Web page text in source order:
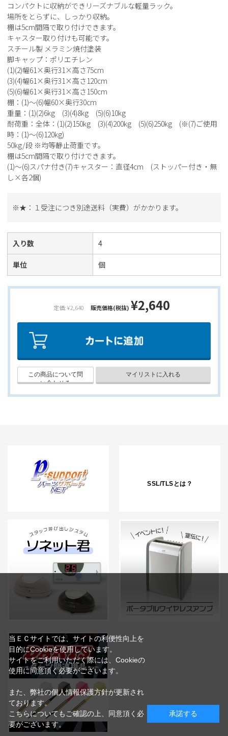
コンパクトに収納ができリーズナブルな軽量ラック。
場所をとらずに、しっかり収納。
棚は5cm間隔で取り付けできます。
キャスター取り付けも可能です。
スチール製 メラミン焼付塗装
脚キャップ：ポリエチレン
(1)(2)幅61×奥行31×高さ75cm
(3)(4)幅61×奥行31×高さ120cm
(5)(6)幅61×奥行31×高さ150cm
棚：(1)～(6)幅60×奥行30cm
重量：(1)(2)6kg (3)(4)8kg (5)(6)10kg
耐荷重：全体：(1)(2)150kg (3)(4)200kg (5)(6)250kg (※(7)ご使用
時：(1)～(6)120kg)
50kg/段 ※均等静止荷重です。
棚は5cm間隔で取り付けできます。
(1)～(6)スパナ付き(7)キャスター：直径4cm (ストッパー付き・無
し×各2個)
※★：１受注につき別途送料（実費）がかかります。
入り数 4
単位 個
定価: ¥2,640 販売価格(税抜) ¥2,640
SSL/TLSとは？
当ＥＣサイトでは、サイトの利便性向上を
目的にCookieを使用しています。
サイトをご利用いただく際には、Cookieの
使用に同意頂く必要がございます。
また、弊社の個人情報保護方針が更新され
ております。
こちらについてもご確認の上、同意頂く必
要がございます。
承諾する